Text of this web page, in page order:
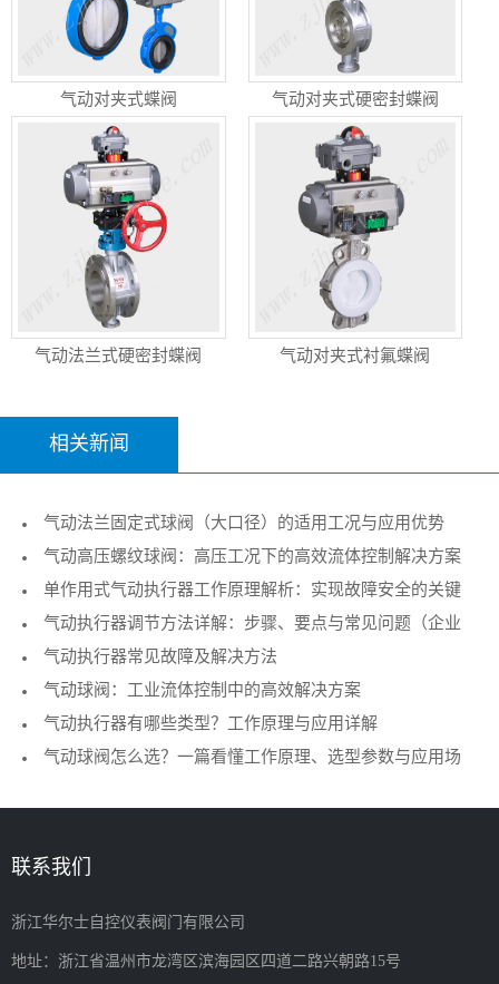
气动对夹式蝶阀 气动对夹式硬密封蝶阀
气动法兰式硬密封蝶阀 气动对夹式衬氟蝶阀
相关新闻
气动法兰固定式球阀（大口径）的适用工况与应用优势
气动高压螺纹球阀：高压工况下的高效流体控制解决方案
单作用式气动执行器工作原理解析：实现故障安全的关键
执行机构
气动执行器调节方法详解：步骤、要点与常见问题（企业
技术指南）
气动执行器常见故障及解决方法
气动球阀：工业流体控制中的高效解决方案
气动执行器有哪些类型？工作原理与应用详解
气动球阀怎么选？一篇看懂工作原理、选型参数与应用场
联系我们
浙江华尔士自控仪表阀门有限公司
地址：浙江省温州市龙湾区滨海园区四道二路兴朝路15号